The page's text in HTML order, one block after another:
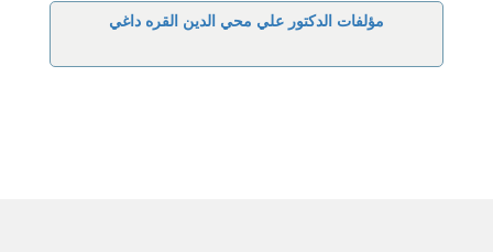
مؤلفات الدكتور علي محي الدين القره داغي